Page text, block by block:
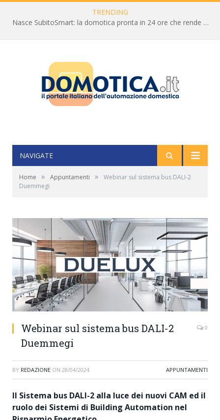
TRENDING
Nasce SubitoSmart: la domotica pronta in 24 ore che rende smart case e uffici in un solo giorno
NAVIGATE
Home » Appuntamenti »
Webinar sul sistema bus DALI-2
Duemmegi
Webinar sul sistema bus DALI-2
Duemmegi
0
BY REDAZIONE ON 28/04/2024 APPUNTAMENTI
Il Sistema bus DALI-2 alla luce dei nuovi CAM ed il
ruolo dei Sistemi di Building Automation nel